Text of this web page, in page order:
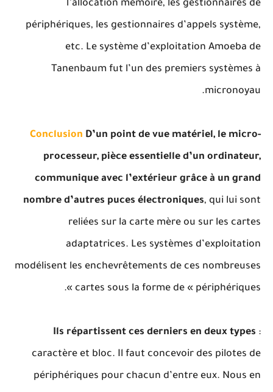
l’allocation mémoire, les gestionnaires de
périphériques, les gestionnaires d’appels système,
etc. Le système d’exploitation Amoeba de
Tanenbaum fut l’un des premiers systèmes à
micronoyau.
Conclusion D’un point de vue matériel, le micro-
processeur, pièce essentielle d’un ordinateur,
communique avec l’extérieur grâce à un grand
nombre d’autres puces électroniques, qui lui sont
reliées sur la carte mère ou sur les cartes
adaptatrices. Les systèmes d’exploitation
modélisent les enchevrêtements de ces nombreuses
cartes sous la forme de « périphériques ».
Ils répartissent ces derniers en deux types :
caractère et bloc. Il faut concevoir des pilotes de
périphériques pour chacun d’entre eux. Nous en